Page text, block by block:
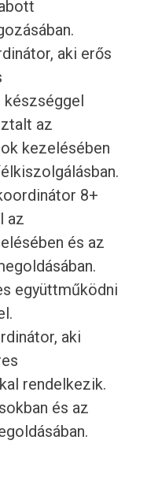
aki erős
az
kezelésében
8+
az
és az
együttműködni
aki
rendelkezik.
és az